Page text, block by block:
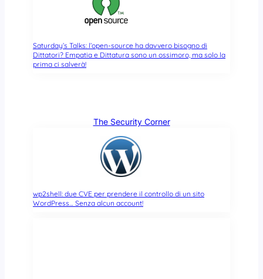
Saturday’s Talks: l’open-source ha davvero bisogno di
Dittatori? Empatia e Dittatura sono un ossimoro, ma solo la
prima ci salverà!
The Security Corner
wp2shell: due CVE per prendere il controllo di un sito
WordPress… Senza alcun account!